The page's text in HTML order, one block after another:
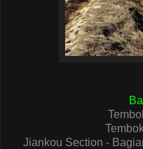
Jiankou Section -